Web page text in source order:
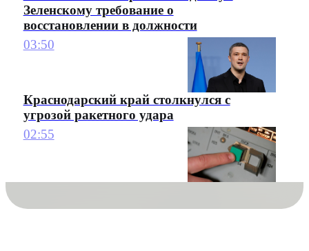
Зеленскому требование о
восстановлении в должности
03:50
Краснодарский край столкнулся с
угрозой ракетного удара
02:55